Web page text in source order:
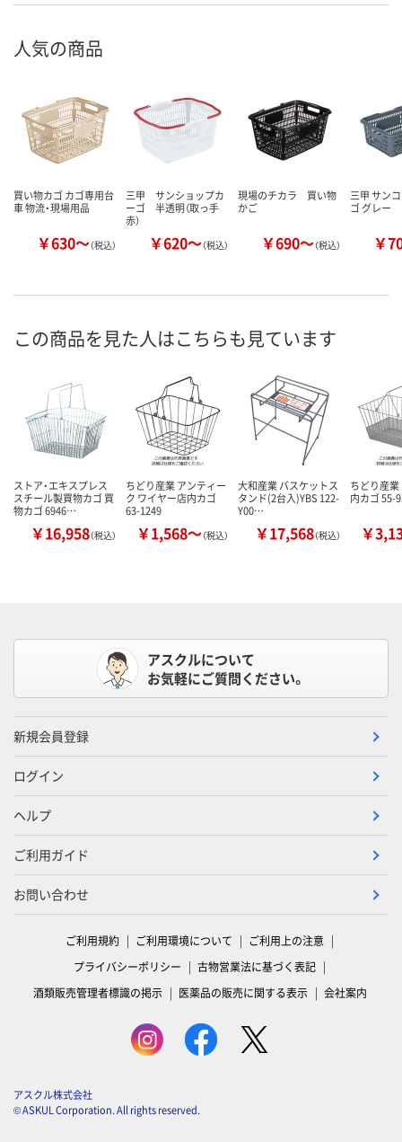
人気の商品
買い物カゴ カゴ専用台
車 物流・現場用品
￥630～（税込）
三甲 サンショップカ
ーゴ 半透明（取っ手
赤）
￥620～（税込）
現場のチカラ 買い物
かご
￥690～（税込）
三甲 サン
ゴ グレー
￥
この商品を見た人はこちらも見ています
ストア・エキスプレス
スチール製買物カゴ 買
物カゴ 6946…
￥16,958（税込）
ちどり産業 アンティー
ク ワイヤー店内カゴ
63-1249
￥1,568～（税込）
大和産業 バスケットス
タンド(2台入)YBS 122-
Y00…
￥17,568（税込）
ちどり産
内カゴ 55-
￥
アスクルについて
お気軽にご質問ください。
新規会員登録
ログイン
ヘルプ
ご利用ガイド
お問い合わせ
ご利用規約 ご利用環境について
ご利用上の注意
プライバシーポリシー
古物営業法に基づく表記
酒類販売管理者標識の掲示
医薬品の販売に関する表示 会社案内
アスクル株式会社
© ASKUL Corporation. All rights reserved.